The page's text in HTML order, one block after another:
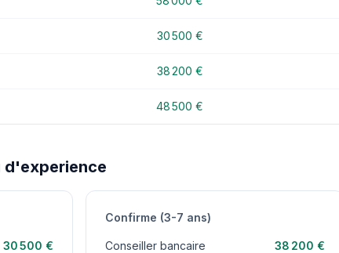
30 500 €
38 200 €
48 500 €
d'experience
30 500 €
Confirme (3-7 ans)
Conseiller bancaire 38 200 €